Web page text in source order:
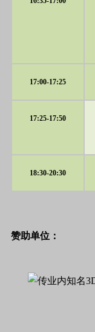
17:00-17:25
17:25-17:50
18:30-20:30
赞助单位：